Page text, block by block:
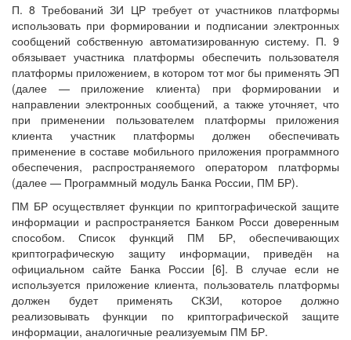
П. 8 Требований ЗИ ЦР требует от участников платформы
использовать при формировании и подписании электронных
сообщений собственную автоматизированную систему. П. 9
обязывает участника платформы обеспечить пользователя
платформы приложением, в котором тот мог бы применять ЭП
(далее — приложение клиента) при формировании и
направлении электронных сообщений, а также уточняет, что
при применении пользователем платформы приложения
клиента участник платформы должен обеспечивать
применение в составе мобильного приложения программного
обеспечения, распространяемого оператором платформы
(далее — Программный модуль Банка России, ПМ БР).
ПМ БР осуществляет функции по криптографической защите
информации и распространяется Банком Росси доверенным
способом. Список функций ПМ БР, обеспечивающих
криптографическую защиту информации, приведён на
официальном сайте Банка России [6]. В случае если не
используется приложение клиента, пользователь платформы
должен будет применять СКЗИ, которое должно
реализовывать функции по криптографической защите
информации, аналогичные реализуемым ПМ БР.